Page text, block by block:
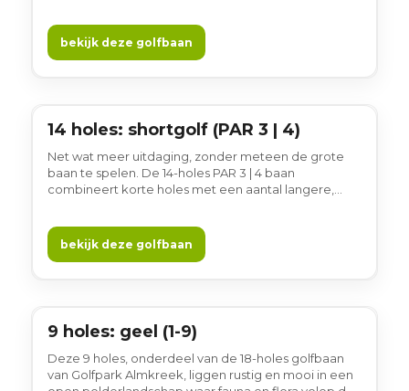
bekijk deze golfbaan
14 holes
14 holes: shortgolf (PAR 3 | 4)
Net wat meer uitdaging, zonder meteen de grote
baan te spelen. De 14-holes PAR 3 | 4 baan
combineert korte holes met een aantal langere,
bekijk deze golfbaan
9 holes
9 holes: geel (1-9)
Deze 9 holes, onderdeel van de 18-holes golfbaan
van Golfpark Almkreek, liggen rustig en mooi in een